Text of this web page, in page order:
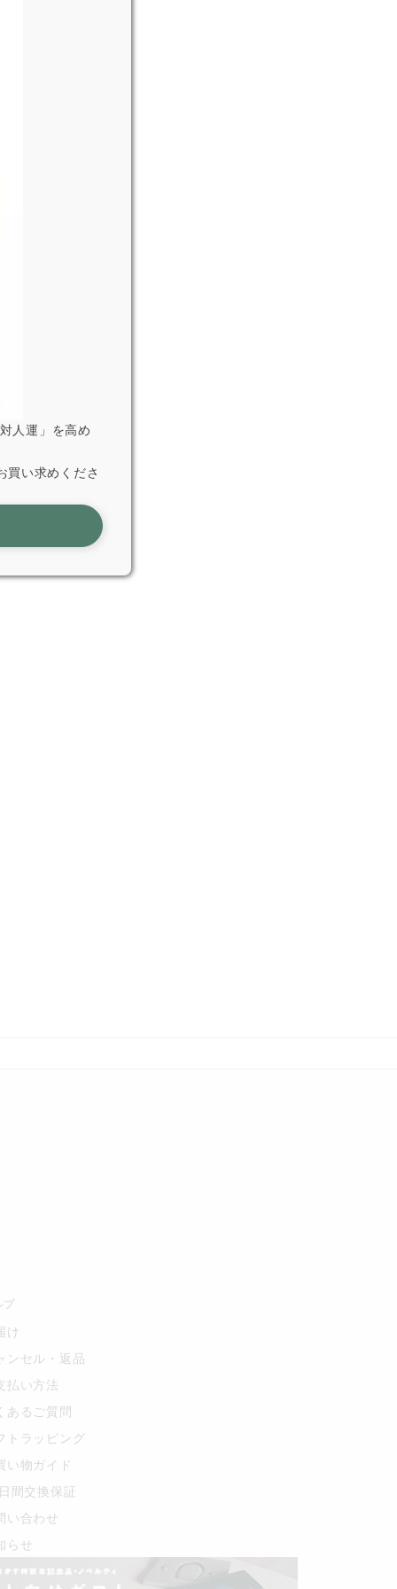
プ
け
ンセル・返品
払い方法
あるご質問
トラッピング
い物ガイド
間交換保証
い合わせ
らせ
人運」を高め
買い求めくださ